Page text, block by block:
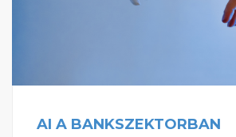
AI A BANKSZEKTORBAN